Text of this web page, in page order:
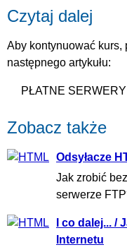
Czytaj dalej
Aby kontynuować
następnego artykułu:
PŁATNE SERWERY
Zobacz także
Odsyłacze
Jak zrobić
serwerze
I co dalej... /
Internetu